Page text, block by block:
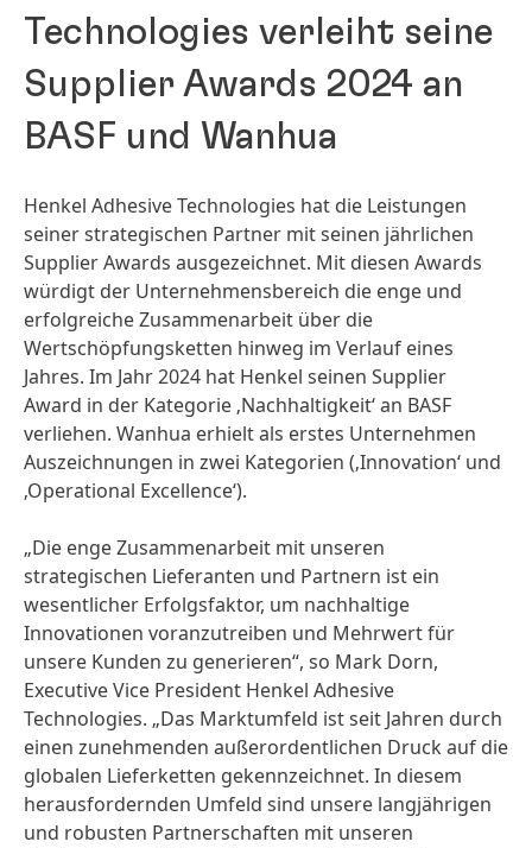
Technologies verleiht seine
Supplier Awards 2024 an
BASF und Wanhua
Henkel Adhesive Technologies hat die Leistungen
seiner strategischen Partner mit seinen jährlichen
Supplier Awards ausgezeichnet. Mit diesen Awards
würdigt der Unternehmensbereich die enge und
erfolgreiche Zusammenarbeit über die
Wertschöpfungsketten hinweg im Verlauf eines
Jahres. Im Jahr 2024 hat Henkel seinen Supplier
Award in der Kategorie ‚Nachhaltigkeit‘ an BASF
verliehen. Wanhua erhielt als erstes Unternehmen
Auszeichnungen in zwei Kategorien (‚Innovation‘ und
‚Operational Excellence‘).
„Die enge Zusammenarbeit mit unseren
strategischen Lieferanten und Partnern ist ein
wesentlicher Erfolgsfaktor, um nachhaltige
Innovationen voranzutreiben und Mehrwert für
unsere Kunden zu generieren“, so Mark Dorn,
Executive Vice President Henkel Adhesive
Technologies. „Das Marktumfeld ist seit Jahren durch
einen zunehmenden außerordentlichen Druck auf die
globalen Lieferketten gekennzeichnet. In diesem
herausfordernden Umfeld sind unsere langjährigen
und robusten Partnerschaften mit unseren